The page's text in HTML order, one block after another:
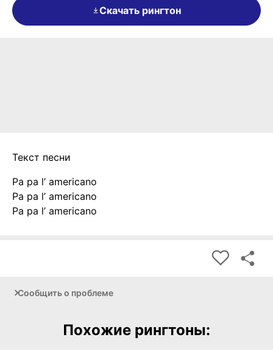
Скачать рингтон
Текст песни
Pa pa l’ americano
Pa pa l’ americano
Pa pa l’ americano
Сообщить о проблеме
Похожие рингтоны: